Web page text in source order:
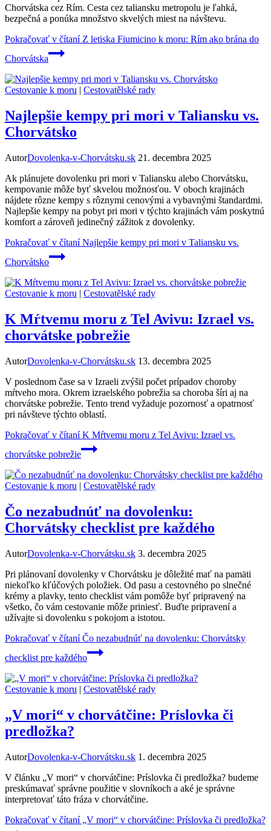
Chorvátska cez Rím. Cesta cez taliansku metropolu je ľahká,
bezpečná a ponúka množstvo skvelých miest na návštevu.
Pokračovať v čítaníZ letiska Fiumicino k moru: Rím ako brána do
Chorvátska
Cestovanie k moru | Cestovatělské rady
Najlepšie kempy pri mori v Taliansku vs.
Chorvátsko
AutorDovolenka-v-Chorvátsku.sk 21. decembra 2025
Ak plánujete dovolenku pri mori v Taliansku alebo Chorvátsku,
kempovanie môže byť skvelou možnosťou. V oboch krajinách
nájdete rôzne kempy s rôznymi cenovými a vybavnými štandardmi.
Najlepšie kempy na pobyt pri mori v týchto krajinách vám poskytnú
komfort a zároveň jedinečný zážitok z dovolenky.
Pokračovať v čítaníNajlepšie kempy pri mori v Taliansku vs.
Chorvátsko
Cestovanie k moru | Cestovatělské rady
K Mŕtvemu moru z Tel Avivu: Izrael vs.
chorvátske pobrežie
AutorDovolenka-v-Chorvátsku.sk 13. decembra 2025
V poslednom čase sa v Izraeli zvýšil počet prípadov choroby
mŕtveho mora. Okrem izraelského pobrežia sa choroba šíri aj na
chorvátske pobrežie. Tento trend vyžaduje pozornosť a opatrnosť
pri návšteve týchto oblastí.
Pokračovať v čítaníK Mŕtvemu moru z Tel Avivu: Izrael vs.
chorvátske pobrežie
Cestovanie k moru | Cestovatělské rady
Čo nezabudnúť na dovolenku:
Chorvátsky checklist pre každého
AutorDovolenka-v-Chorvátsku.sk 3. decembra 2025
Pri plánovaní dovolenky v Chorvátsku je dôležité mať na pamäti
niekoľko kľúčových položiek. Od pasu a cestovného po slnečné
krémy a plavky, tento checklist vám pomôže byť pripravený na
všetko, čo vám cestovanie môže priniesť. Buďte pripravení a
užívajte si dovolenku s pokojom a istotou.
Pokračovať v čítaníČo nezabudnúť na dovolenku: Chorvátsky
checklist pre každého
Cestovanie k moru | Cestovatělské rady
„V mori“ v chorvátčine: Príslovka či
predložka?
AutorDovolenka-v-Chorvátsku.sk 1. decembra 2025
V článku „V mori“ v chorvátčine: Príslovka či predložka? budeme
preskúmavať správne použitie v slovníkoch a aké je správne
interpretovať táto fráza v chorvátčine.
Pokračovať v čítaní„V mori“ v chorvátčine: Príslovka či predložka?